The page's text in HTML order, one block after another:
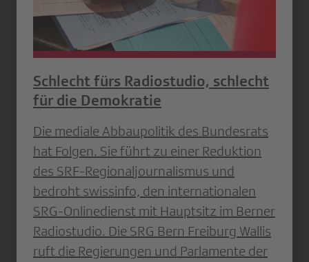
Schlecht fürs Radiostudio, schlecht
für die Demokratie
Die mediale Abbaupolitik des Bundesrats
hat Folgen. Sie führt zu einer Reduktion
des SRF-Regionaljournalismus und
bedroht swissinfo, den internationalen
SRG-Onlinedienst mit Hauptsitz im Berner
Radiostudio. Die SRG Bern Freiburg Wallis
ruft die Regierungen und Parlamente der